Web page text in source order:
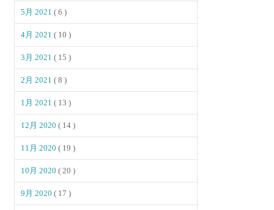
5月 2021( 6 )
4月 2021( 10 )
3月 2021( 15 )
2月 2021( 8 )
1月 2021( 13 )
12月 2020( 14 )
11月 2020( 19 )
10月 2020( 20 )
9月 2020( 17 )